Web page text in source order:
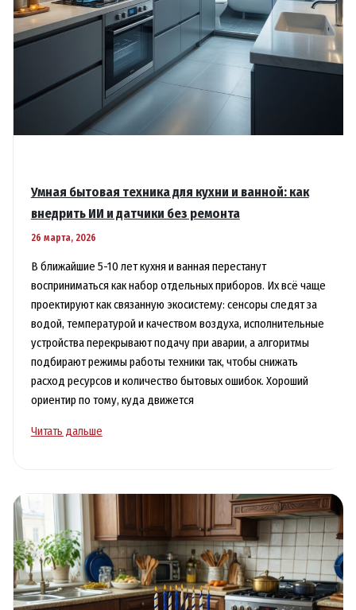
Умная бытовая техника для кухни и ванной: как
внедрить ИИ и датчики без ремонта
26 марта, 2026
В ближайшие 5-10 лет кухня и ванная перестанут
восприниматься как набор отдельных приборов. Их всё чаще
проектируют как связанную экосистему: сенсоры следят за
водой, температурой и качеством воздуха, исполнительные
устройства перекрывают подачу при аварии, а алгоритмы
подбирают режимы работы техники так, чтобы снижать
расход ресурсов и количество бытовых ошибок. Хороший
ориентир по тому, куда движется
Умная
ванной:
как
внедрить
ИИ
Читать дальше